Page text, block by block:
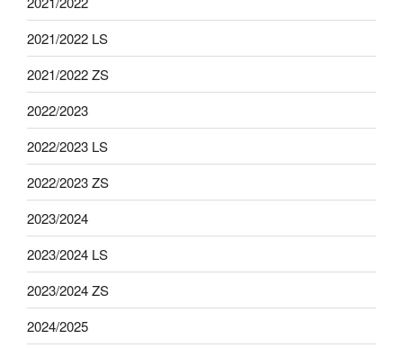
2021/2022 LS
2021/2022 ZS
2022/2023
2022/2023 LS
2022/2023 ZS
2023/2024
2023/2024 LS
2023/2024 ZS
2024/2025